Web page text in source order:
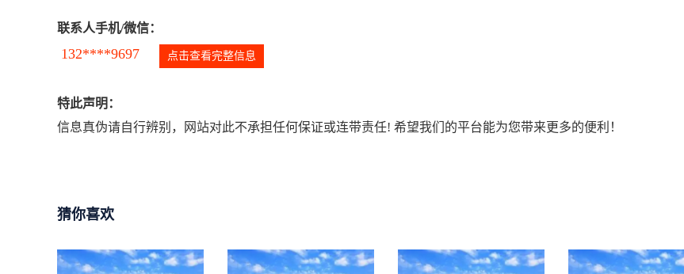
联系人手机/微信：
132****9697 点击查看完整信息
特此声明：
信息真伪请自行辨别，网站对此不承担任何保证或连带责任! 希望我们的平台能为您带来更多的便利！
猜你喜欢